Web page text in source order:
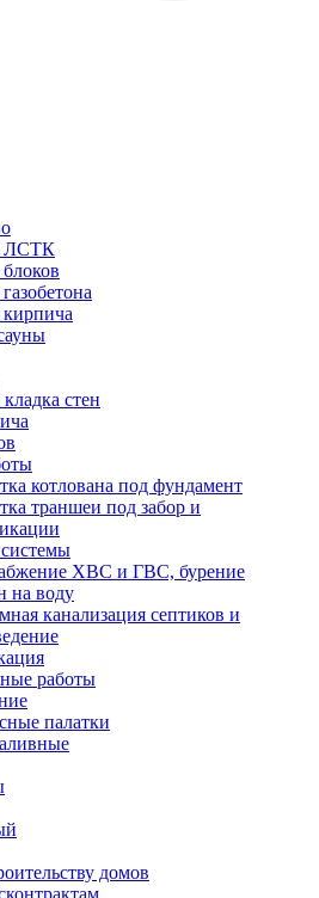
ЛСТК
кирпича
стен
котлована под фундамент
траншеи под забор и
ХВС и ГВС, бурение
на воду
канализация септиков и
работы
палатки
домов